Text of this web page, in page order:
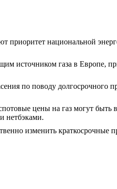
приоритет национальной
источником газа в Европе,
по поводу долгосрочного
цены на газ могут быть
нетбэками.
изменить краткосрочные